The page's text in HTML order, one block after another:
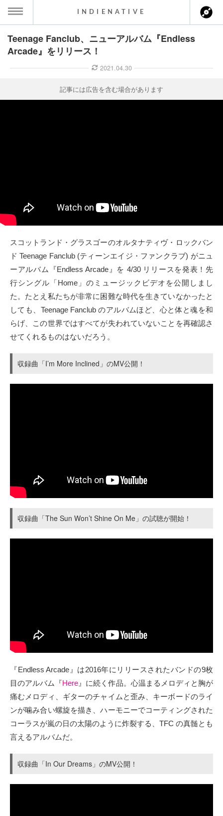
MENU
ト
Twitter
Facebook
instagram
Tumblr
INDIENATIVE
Teenage Fanclub、ニューアルバム『Endless
Arcade』をリリース！
2021.04.30
記事には広告を含む場合があります
スコットランド・グラスゴーのオルタナティヴ・ロックバン
ド Teenage Fanclub (ティーンエイジ・ファンクラブ) がニュ
ーアルバム『Endless Arcade』を 4/30 リリースを発表！先
行シングル「Home」のミュージックビデオを公開しまし
た。たとえ私たちが非常に困難な時代を生きていなかったと
しても、Teenage Fanclub のアルバムほど、心と体と魂を和
らげ、この世界ではすべてが失われていないことを再確認さ
せてくれるものはないだろう。
収録曲「I’m More Inclined」のMV公開！
収録曲「The Sun Won’t Shine On Me」の試聴が開始！
『Endless Arcade』は2016年にリリースされたバンドの9枚
目のアルバム『Here 』に続く作品。心温まるメロディと胸が
痛むメロディ、ギターのチャイムと歪み、キーボードのライ
ンが噛み合い螺旋を描き、ハーモニーでコーティングされた
コーラスが嵐の日の太陽のように炸裂する、TFC の真髄とも
言えるアルバムだ。
収録曲「In Our Dreams」のMV公開！